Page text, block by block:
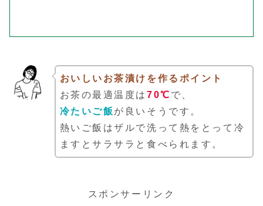
おいしいお茶漬けを作るポイント
お茶の最適温度は70℃ で、
冷たいご飯が良いそうです。
熱いご飯はザルで洗って熱をとって冷
ますとサラサラと食べられます。
スポンサーリンク